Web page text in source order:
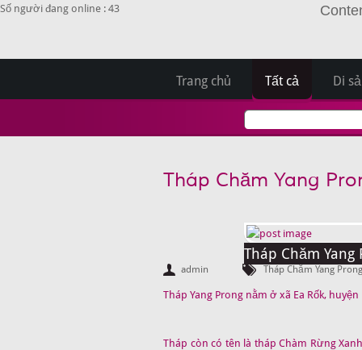
Số người đang online : 43
Trang chủ Tất cả Di
Tháp Chăm Yang
Tháp Chăm Yang
admin Tháp Chăm Yang Prong
Tháp Yang Prong nằm ở xã Ea Rốk, huyện
Tháp còn có tên là tháp Chàm Rừng